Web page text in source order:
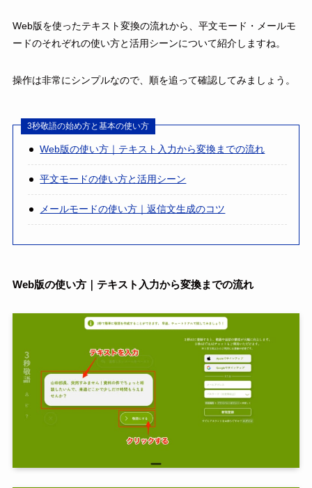
Web版を使ったテキスト変換の流れから、平文モード・メールモ
ードのそれぞれの使い方と活用シーンについて紹介しますね。
操作は非常にシンプルなので、順を追って確認してみましょう。
3秒敬語の始め方と基本の使い方
Web版の使い方｜テキスト入力から変換までの流れ
平文モードの使い方と活用シーン
メールモードの使い方｜返信文生成のコツ
Web版の使い方｜テキスト入力から変換までの流れ